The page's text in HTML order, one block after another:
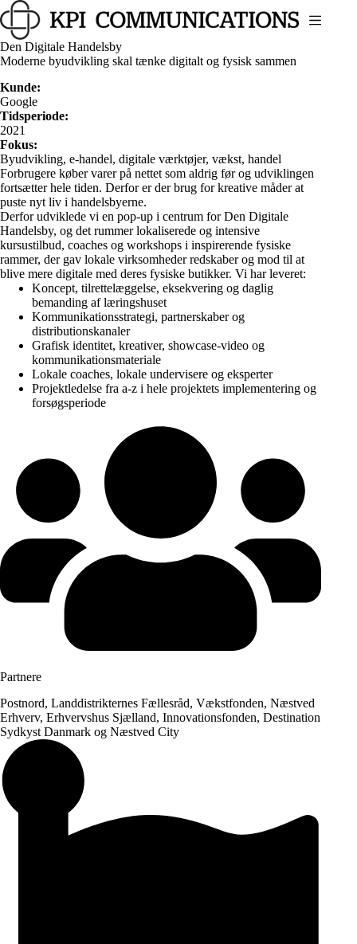
Fortsæt
til
indhold
Den Digitale Handelsby
Moderne byudvikling skal tænke digitalt og fysisk sammen
Kunde:
Google
Tidsperiode:
2021
Fokus:
Byudvikling, e-handel, digitale værktøjer, vækst, handel
Forbrugere køber varer på nettet som aldrig før og udviklingen
fortsætter hele tiden. Derfor er der brug for kreative måder at
puste nyt liv i handelsbyerne.
Derfor udviklede vi en pop-up i centrum for Den Digitale
Handelsby, og det rummer lokaliserede og intensive
kursustilbud, coaches og workshops i inspirerende fysiske
rammer, der gav lokale virksomheder redskaber og mod til at
blive mere digitale med deres fysiske butikker. Vi har leveret:
Koncept, tilrettelæggelse, eksekvering og daglig
bemanding af læringshuset
Kommunikationsstrategi, partnerskaber og
distributionskanaler
Grafisk identitet, kreativer, showcase-video og
kommunikationsmateriale
Lokale coaches, lokale undervisere og eksperter
Projektledelse fra a-z i hele projektets implementering og
forsøgsperiode
Partnere
Postnord, Landdistrikternes Fællesråd, Vækstfonden, Næstved
Erhverv, Erhvervshus Sjælland, Innovationsfonden, Destination
Sydkyst Danmark og Næstved City